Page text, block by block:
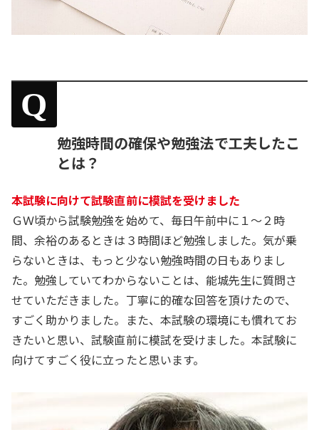
Q
勉強時間の確保や勉強法で工夫したこ
とは？
本試験に向けて試験直前に模試を受けました
ＧＷ頃から試験勉強を始めて、毎日午前中に１～２時
間、余裕のあるときは３時間ほど勉強しました。気が乗
らないときは、もっと少ない勉強時間の日もありまし
た。勉強していてわからないことは、能城先生に質問さ
せていただきました。丁寧に的確な回答を頂けたので、
すごく助かりました。また、本試験の環境にも慣れてお
きたいと思い、試験直前に模試を受けました。本試験に
向けてすごく役に立ったと思います。